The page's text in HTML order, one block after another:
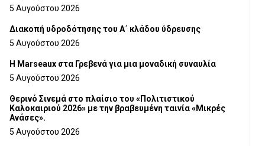
5 Αυγούστου 2026
Διακοπή υδροδότησης του Α΄ κλάδου ύδρευσης
5 Αυγούστου 2026
Η Marseaux στα Γρεβενά για μια μοναδική συναυλία
5 Αυγούστου 2026
Θερινό Σινεμά στο πλαίσιο του «Πολιτιστικού
Καλοκαιριού 2026» με την βραβευμένη ταινία «Μικρές
Ανάσες».
5 Αυγούστου 2026